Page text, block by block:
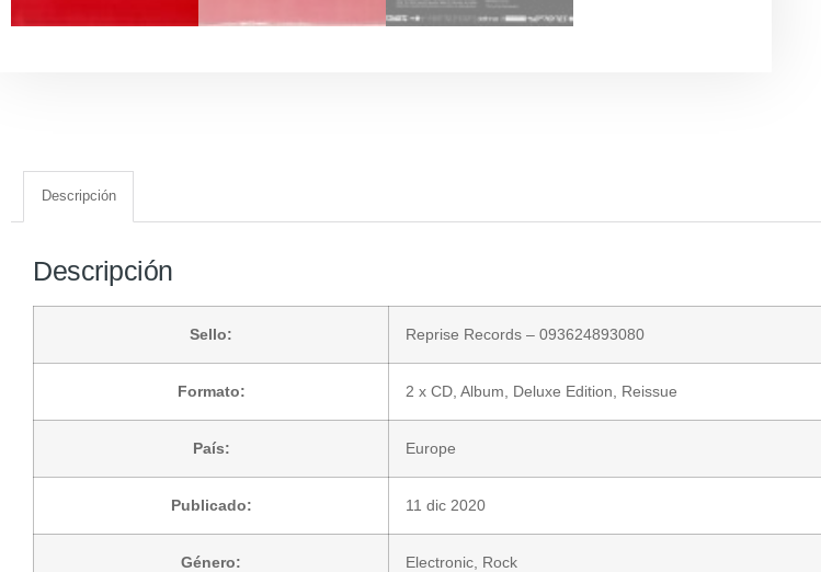
Descripción
Descripción
Sello: Reprise Records – 093624893080
Formato: 2 x CD , Album, Deluxe Edition, Reissue
País: Europe
Publicado: 11 dic 2020
Género: Electronic Rock